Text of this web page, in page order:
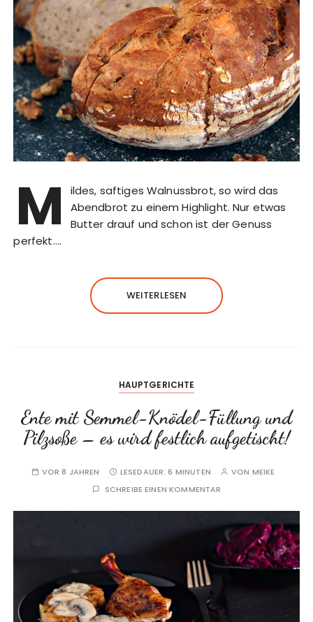
M
ildes, saftiges Walnussbrot, so wird das
Abendbrot zu einem Highlight. Nur etwas
Butter drauf und schon ist der Genuss
perfekt….
WEITERLESEN
HAUPTGERICHTE
Ente mit Semmel-Knödel-Füllung und
Pilzsoße – es wird festlich aufgetischt!
VOR 8 JAHREN LESEDAUER:6 MINUTEN VON MEIKE
SCHREIBE EINEN KOMMENTAR